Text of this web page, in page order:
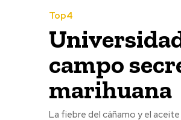
Top4
campo
marihuana
La fiebre del cáñamo y el